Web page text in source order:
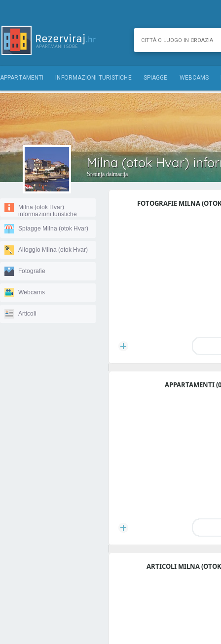
APPARTAMENTI INFORMAZIONI TURISTICHE SPIAGGE WEBCAMS
Milna (otok Hvar)
Srednja dalmacija
Milna (otok Hvar)
informazioni turistiche
Spiagge Milna (otok Hvar)
Alloggio Milna (otok Hvar)
Fotografie
Webcams
Articoli
FOTOGRAFIE MILNA
APPARTAMENTI
ARTICOLI MILNA